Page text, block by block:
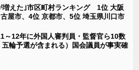
増えた｣市区町村ランキング 1位 大阪
屋市、4位 京都市、5位 埼玉県川口市
12年に外国人審判員・監督官ら10数
輪予選が含まれる）国会議員が事実確